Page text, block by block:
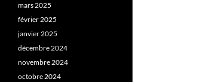
mars 2025
février 2025
janvier 2025
décembre 2024
novembre 2024
octobre 2024